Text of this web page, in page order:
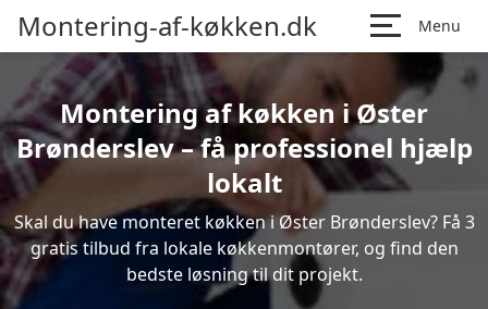
Montering-af-køkken.dk Menu
Montering af køkken i Øster
Brønderslev – få professionel hjælp
lokalt
Skal du have monteret køkken i Øster Brønderslev? Få 3
gratis tilbud fra lokale køkkenmontører, og find den
bedste løsning til dit projekt.